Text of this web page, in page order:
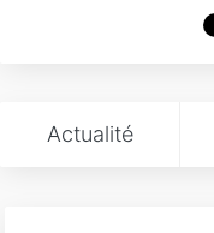
Actualité